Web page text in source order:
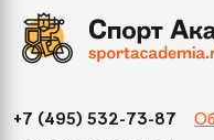
Модель
+7 (495) 532-73-87